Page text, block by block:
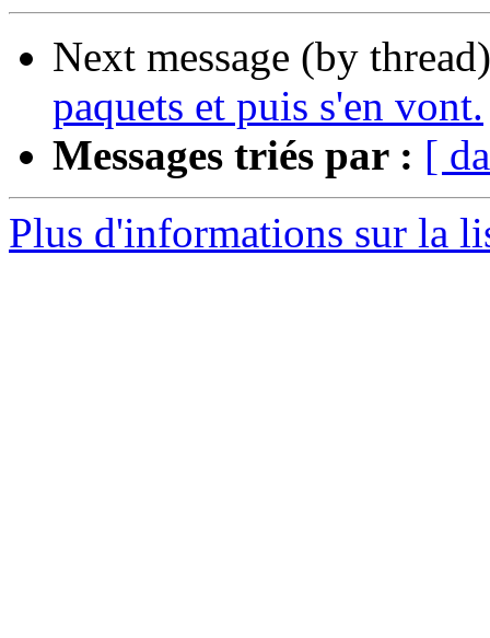
Next message (by
paquets et puis s'en vont.
Messages triés par : [
Plus d'informations sur la